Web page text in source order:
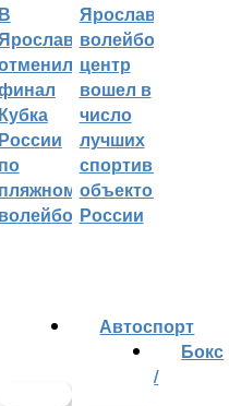
В
Кубка
России
по
пляжному
волейболу
Ярославский
волейбольный
центр
вошел в
число
лучших
спортивных
объектов
России
Автоспорт
Бокс
/